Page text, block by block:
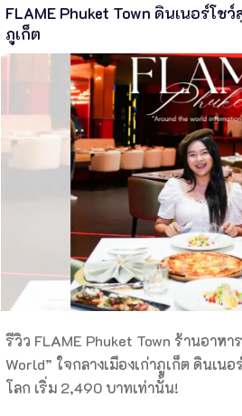
FLAME Phuket Town ดินเนอร์โช
ภูเก็ต
รีวิว FLAME Phuket Town ร้านอาห
World” ใจกลางเมืองเก่าภูเก็ต ดินเ
โลก เริ่ม 2,490 บาทเท่านั้น!